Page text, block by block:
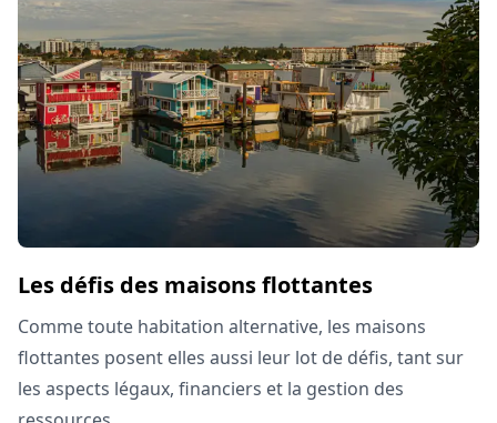
Les défis des maisons flottantes
Comme toute habitation alternative, les maisons
flottantes posent elles aussi leur lot de défis, tant sur
les aspects légaux, financiers et la gestion des